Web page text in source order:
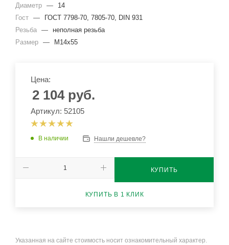
Диаметр —
14
Гост —
ГОСТ 7798-70, 7805-70, DIN 931
Резьба —
неполная резьба
Размер — М14x55
Цена:
2 104руб.
Артикул: 52105
В наличии Нашли дешевле?
КУПИТЬ
КУПИТЬ В 1 КЛИК
Указанная на сайте стоимость носит ознакомительный характер.